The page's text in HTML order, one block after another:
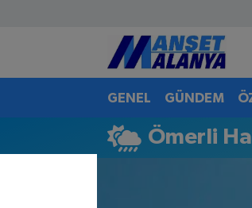
GENEL GÜNDEM
Ömerli
Antalya Nöbetçi Eczaneler
Antalya Hava Durumu
Antalya Namaz Vakitleri